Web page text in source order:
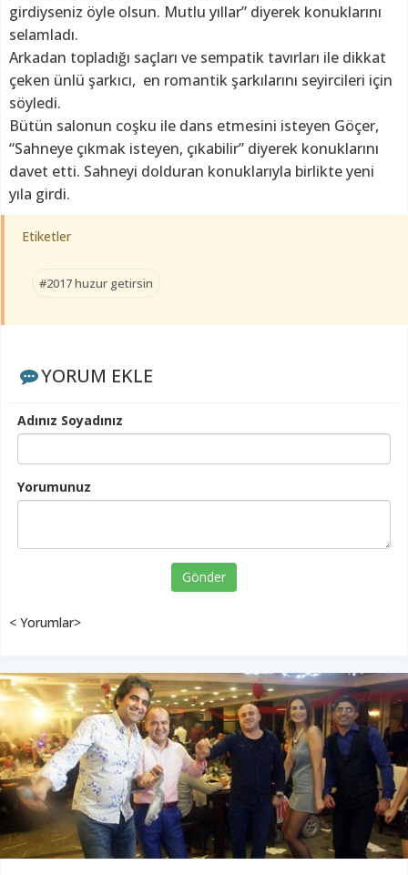
girdiyseniz öyle olsun. Mutlu yıllar” diyerek konuklarını
selamladı.
Arkadan topladığı saçları ve sempatik tavırları ile dikkat
çeken ünlü şarkıcı, en romantik şarkılarını seyircileri için
söyledi.
Bütün salonun coşku ile dans etmesini isteyen Göçer,
“Sahneye çıkmak isteyen, çıkabilir” diyerek konuklarını
davet etti. Sahneyi dolduran konuklarıyla birlikte yeni
yıla girdi.
Etiketler
#2017 huzur getirsin
YORUM EKLE
Adınız Soyadınız
Yorumunuz
Gönder
< Yorumlar>